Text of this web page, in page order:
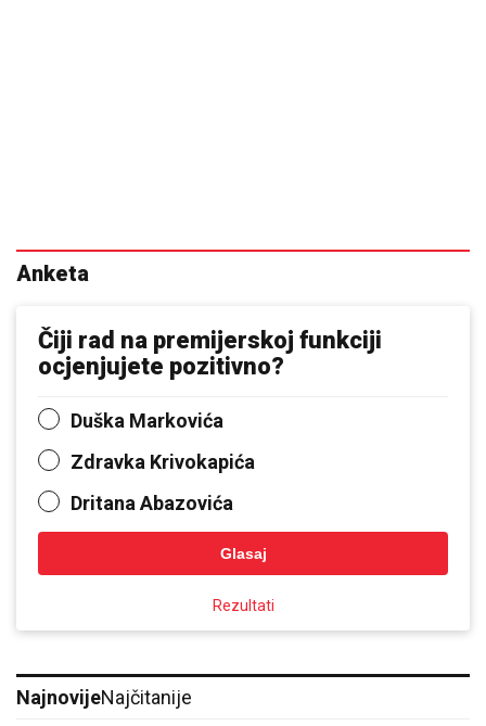
Anketa
Čiji rad na premijerskoj funkciji
ocjenjujete pozitivno?
Duška Markovića
Zdravka Krivokapića
Dritana Abazovića
Glasaj
Rezultati
NajnovijeNajčitanije